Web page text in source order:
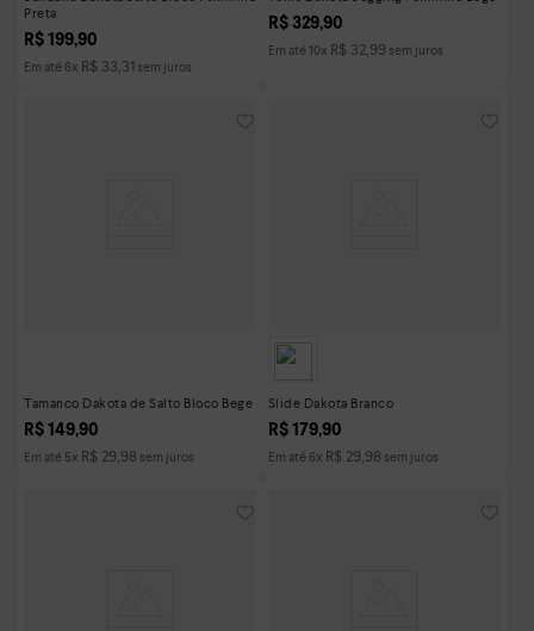
Preta
R$ 199,90
Em até 6x R$ 33,31 sem juros
R$ 329,90
Em até 10x R$ 32,99 sem juros
Tamanco Dakota de Salto Bloco Bege
R$ 149,90
Em até 5x R$ 29,98 sem juros
Slide Dakota Branco
R$ 179,90
Em até 6x R$ 29,98 sem juros